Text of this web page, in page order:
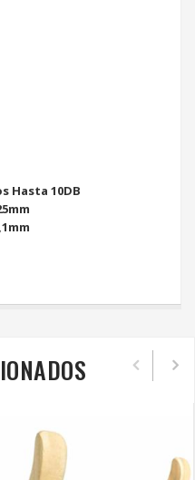
Hasta 10DB